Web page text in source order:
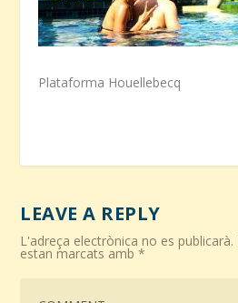
Plataforma Houellebecq
LEAVE A REPLY
L'adreça electrònica no es publicarà.
estan marcats amb*